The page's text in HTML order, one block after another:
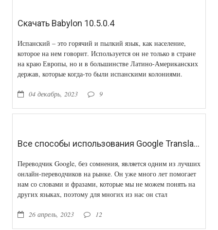
Скачать Babylon 10.5.0.4
Испанский – это горячий и пылкий язык, как население,
которое на нем говорит. Используется он не только в стране
на краю Европы, но и в большинстве Латино-Американских
держав, которые когда-то были испанскими колониями.
необходимо иметь в запасе
04 декабрь, 2023 9
Все способы использования Google Translate
Переводчик Google, без сомнения, является одним из лучших
онлайн-переводчиков на рынке. Он уже много лет помогает
нам со словами и фразами, которые мы не можем понять на
других языках, поэтому для многих из нас он стал
26 апрель, 2023
12